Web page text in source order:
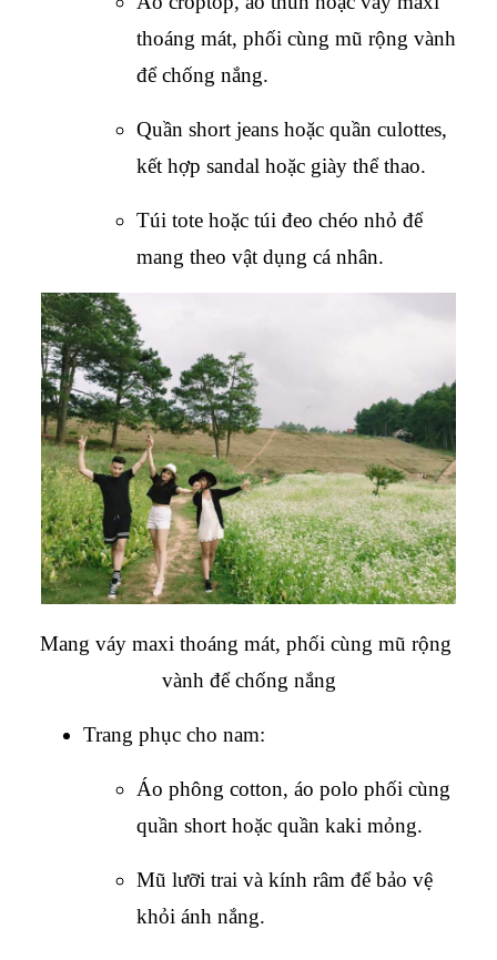
thoáng mát, phối cùng mũ rộng vành
để chống nắng.
Quần short jeans hoặc quần culottes,
kết hợp sandal hoặc giày thể thao.
Túi tote hoặc túi đeo chéo nhỏ để
mang theo vật dụng cá nhân.
Mang váy maxi thoáng mát, phối cùng mũ rộng
vành để chống nắng
Trang phục cho nam:
Áo phông cotton, áo polo phối cùng
quần short hoặc quần kaki mỏng.
Mũ lưỡi trai và kính râm để bảo vệ
khỏi ánh nắng.